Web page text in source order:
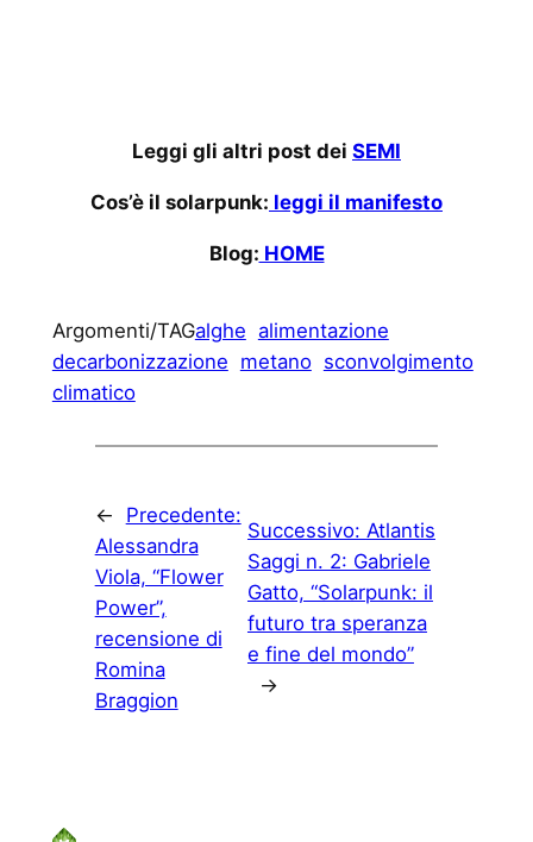
Leggi gli altri post dei SEMI
Cos’è il solarpunk: leggi il manifesto
Blog: HOME
Argomenti/TAGalghe alimentazione
decarbonizzazione metano sconvolgimento
climatico
←
Precedente:
Alessandra
Viola, “Flower
Power”,
recensione di
Romina
Braggion
Successivo: Atlantis
Saggi n. 2: Gabriele
Gatto, “Solarpunk: il
futuro tra speranza
e fine del mondo”
→